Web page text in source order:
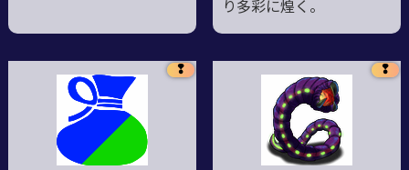
り多彩に煌く。
❢ ❢